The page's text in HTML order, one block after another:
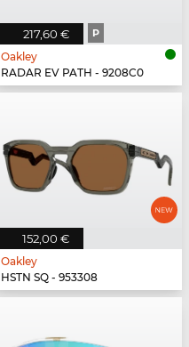
217,60 € P
Oakley
RADAR EV PATH - 9208C0
152,00 €
Oakley
HSTN SQ - 953308